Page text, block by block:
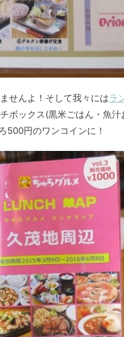
せんよ！そして我々にはラ
ボックス(黒米ごはん・魚
500円のワンコインに！